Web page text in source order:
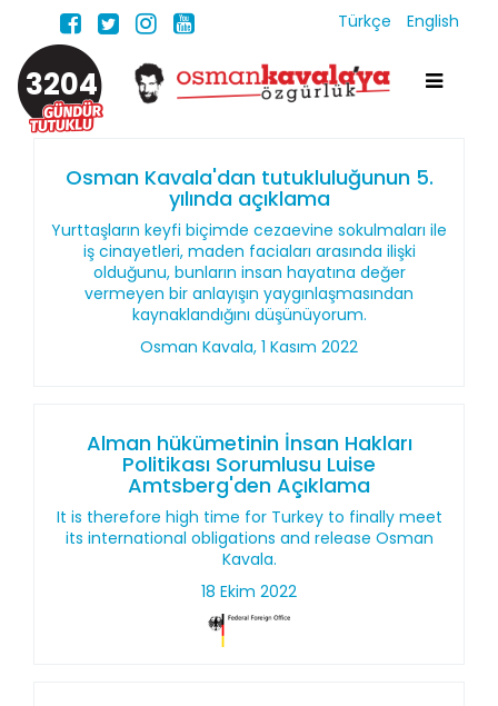
Türkçe English
3204
Osman Kavala'dan tutukluluğunun 5.
yılında açıklama
Yurttaşların keyfi biçimde cezaevine sokulmaları ile
iş cinayetleri, maden faciaları arasında ilişki
olduğunu, bunların insan hayatına değer
vermeyen bir anlayışın yaygınlaşmasından
kaynaklandığını düşünüyorum.
Osman Kavala, 1 Kasım 2022
Alman hükümetinin İnsan Hakları
Politikası Sorumlusu Luise
Amtsberg'den Açıklama
It is therefore high time for Turkey to finally meet
its international obligations and release Osman
Kavala.
18 Ekim 2022